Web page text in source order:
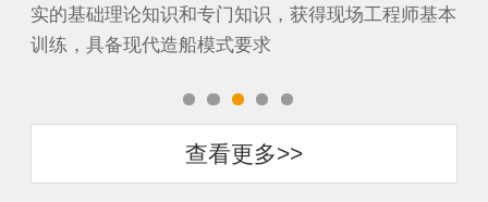
实的基础理论知识和专门知识，获得现场工程师基本
训练，具备现代造船模式要求
查看更多>>